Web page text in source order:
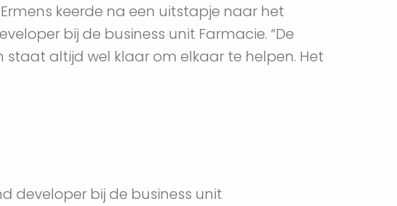
keerde na een uitstapje naar het
bij de business unit Farmacie. “De
staat altijd wel klaar om elkaar te helpen. Het
developer bij de business unit